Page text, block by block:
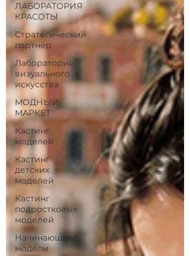
ЛАБОРАТОРИЯ
КРАСОТЫ
Стратегический
партнёр
Лаборатория
визуального
искусства
МОДНЫЙ
МАРКЕТ
Кастинг
моделей
Кастинг
детских
моделей
Кастинг
подростковых
моделей
Начинающие
модели